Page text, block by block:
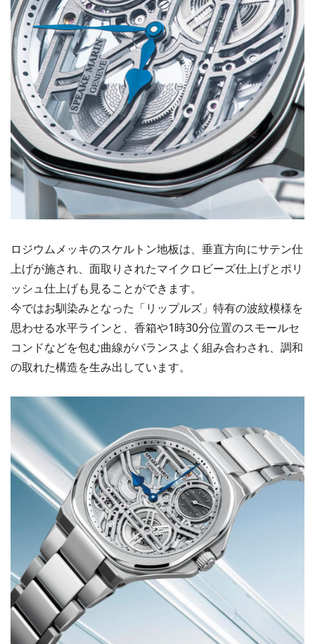
ロジウムメッキのスケルトン地板は、垂直方向にサテン仕
上げが施され、面取りされたマイクロビーズ仕上げとポリ
ッシュ仕上げも見ることができます。
今ではお馴染みとなった「リップルズ」特有の波紋模様を
思わせる水平ラインと、香箱や1時30分位置のスモールセ
コンドなどを包む曲線がバランスよく組み合わされ、調和
の取れた構造を生み出しています。